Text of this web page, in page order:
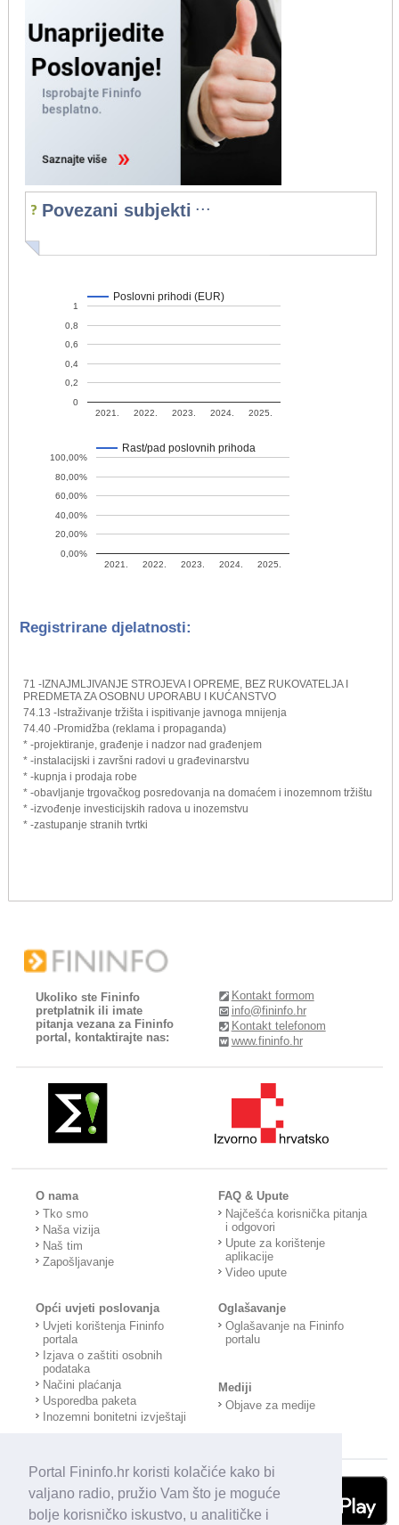
Portal Fininfo.hr koristi kolačiće kako bi
valjano radio, pružio Vam što je moguće
bolje korisničko iskustvo, u analitičke i
Povezani subjekti ...
Poslovni prihodi (EUR)
2021. 2022. 2023. 2024. 2025.
0
0,2
0,4
0,6
0,8
1
Rast/pad poslovnih prihoda
2021. 2022. 2023. 2024. 2025.
0,00%
20,00%
40,00%
60,00%
80,00%
100,00%
Registrirane djelatnosti:
71 -IZNAJMLJIVANJE STROJEVA I OPREME, BEZ RUKOVATELJA I
PREDMETA ZA OSOBNU UPORABU I KUĆANSTVO
74.13 -Istraživanje tržišta i ispitivanje javnoga mnijenja
74.40 -Promidžba (reklama i propaganda)
* -projektiranje, građenje i nadzor nad građenjem
* -instalacijski i završni radovi u građevinarstvu
* -kupnja i prodaja robe
* -obavljanje trgovačkog posredovanja na domaćem i inozemnom tržištu
* -izvođenje investicijskih radova u inozemstvu
* -zastupanje stranih tvrtki
Ukoliko ste Fininfo
pretplatnik ili imate
pitanja vezana za Fininfo
portal, kontaktirajte nas:
Kontakt formom
info@fininfo.hr
Kontakt telefonom
www.fininfo.hr
O nama
Tko smo
Naša vizija
Naš tim
Zapošljavanje
FAQ & Upute
Najčešća korisnička pitanja
i odgovori
Upute za korištenje
aplikacije
Video upute
Opći uvjeti poslovanja
Uvjeti korištenja Fininfo
portala
Izjava o zaštiti osobnih
podataka
Načini plaćanja
Usporedba paketa
Inozemni bonitetni izvještaji
Oglašavanje
Oglašavanje na Fininfo
portalu
Mediji
Objave za medije